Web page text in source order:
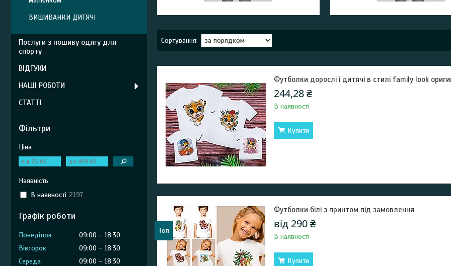
Футболки дорослі і дитячі в стилі family look
244,28 ₴
В наявності
Купити
Топ
Футболки білі з принтом під замовлення
від 290 ₴
В наявності
Купити
ВИШИВАНКИ ДИТЯЧІ
Послуги з пошиву одягу для
спорту
ВІДГУКИ
НАШІ РОБОТИ
СТАТТІ
Фільтри
Ціна
Наявність
В наявності 2197
Графік роботи
Понеділок 09:00
18:30
Вівторок
09:00
18:30
Середа
09:00
18:30